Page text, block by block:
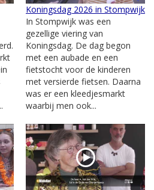
Koningsdag 2026 in Stompwijk
In Stompwijk was een
gezellige viering van
Koningsdag. De dag begon
met een aubade en een
fietstocht voor de kinderen
met versierde fietsen. Daarna
was er een kleedjesmarkt
waarbij men ook...